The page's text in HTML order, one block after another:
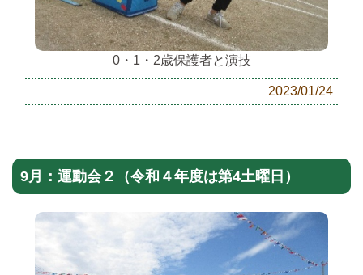
0・1・2歳保護者と演技
2023/01/24
9月：運動会２（令和４年度は第4土曜日）